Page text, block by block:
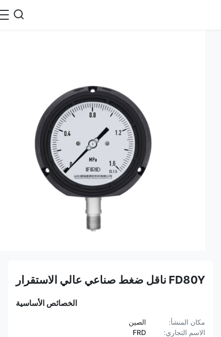
FD80Y ناقل ضغط صناعي عالي الاستقرار
الخصائص الأساسية
مكان المنشأ:
الصين
الاسم التجاري: